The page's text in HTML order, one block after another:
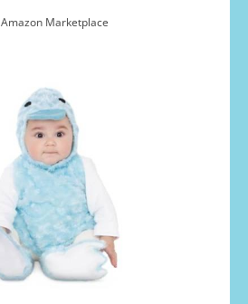
Amazon Marketplace